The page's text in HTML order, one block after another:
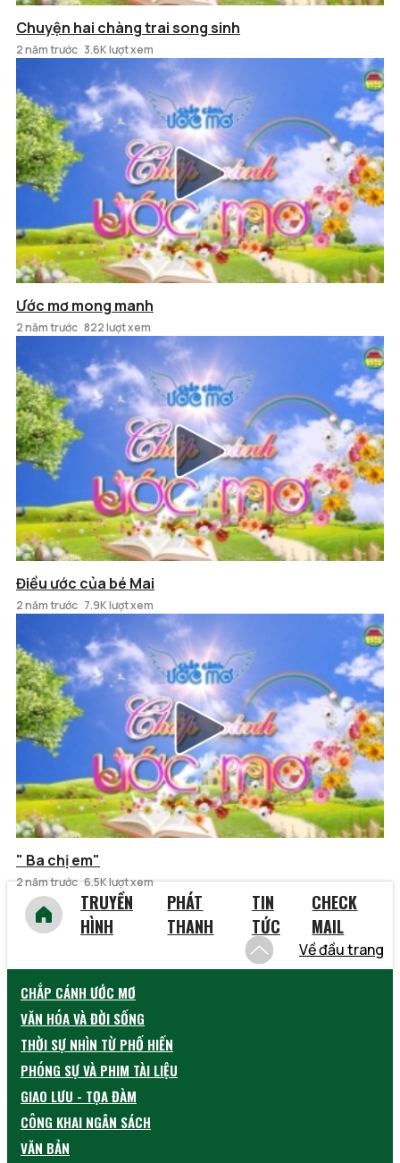
Chuyện hai chàng trai song sinh
2 năm trước 3.6K lượt xem
Ước mơ mong manh
2 năm trước 822 lượt xem
Điều ước của bé Mai
2 năm trước 7.9K lượt xem
" Ba chị em"
2 năm trước 6.5K lượt xem
TRUYỀN
HÌNH
PHÁT
THANH
TIN
TỨC
CHECK
MAIL
Về đầu trang
CHẮP CÁNH ƯỚC MƠ
VĂN HÓA VÀ ĐỜI SỐNG
THỜI SỰ NHÌN TỪ PHỐ HIẾN
PHÓNG SỰ VÀ PHIM TÀI LIỆU
GIAO LƯU - TỌA ĐÀM
CÔNG KHAI NGÂN SÁCH
VĂN BẢN